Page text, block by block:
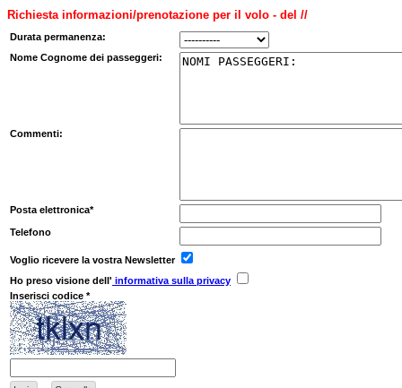
Richiesta informazioni/prenotazione per il volo - del //
Durata permanenza:
Nome Cognome dei passeggeri:
Commenti:
Posta elettronica*
Telefono
Voglio ricevere la vostra Newsletter
Ho preso visione dell' informativa sulla privacy
Inserisci codice *